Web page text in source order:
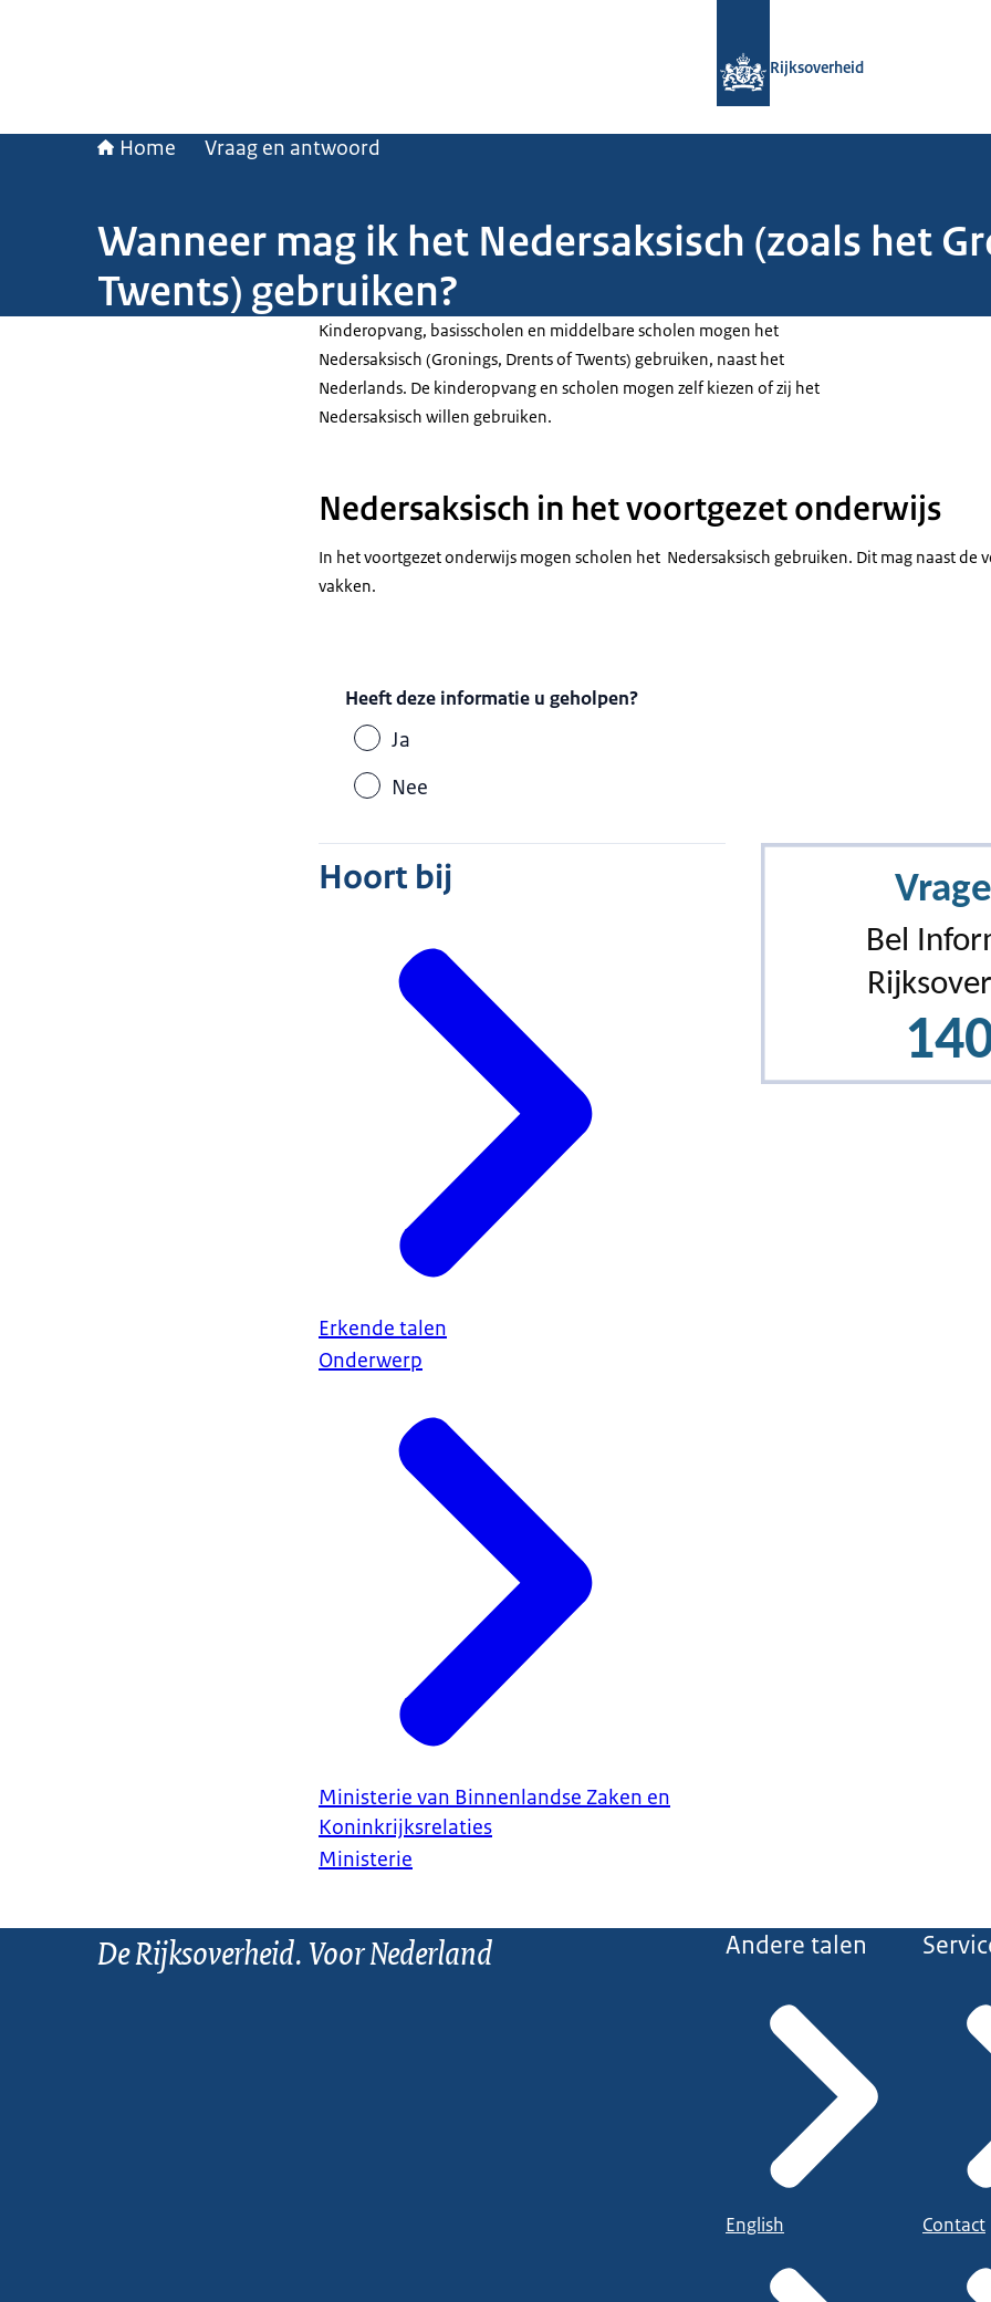
Rijksoverheid
Home Vraag en antwoord
Wanneer mag ik het Nedersaksisch (zoals het
Twents) gebruiken?
Kinderopvang, basisscholen en middelbare scholen mogen het
Nedersaksisch (Gronings, Drents of Twents) gebruiken, naast het
Nederlands. De kinderopvang en scholen mogen zelf kiezen of zij het
Nedersaksisch willen gebruiken.
Nedersaksisch in het voortgezet onderwijs
In het voortgezet onderwijs mogen scholen het Nedersaksisch gebruiken. Dit mag naast de
vakken.
Heeft deze informatie u geholpen?
Ja
Nee
Hoort bij
Erkende talen
Onderwerp
Ministerie van Binnenlandse Zaken en
Koninkrijksrelaties
Ministerie
De Rijksoverheid. Voor Nederland Andere talen
English Contact